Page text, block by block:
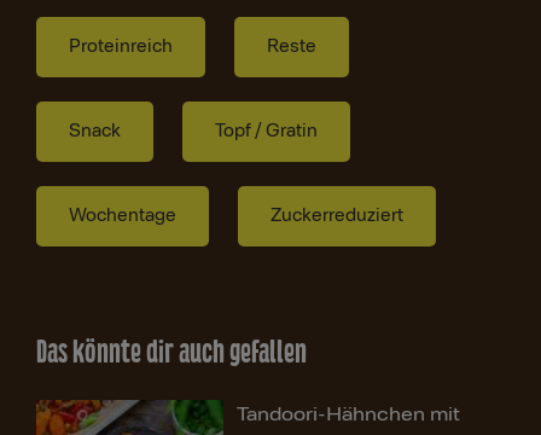
Proteinreich Reste
Snack Topf / Gratin
Wochentage Zuckerreduziert
Das könnte dir auch gefallen
Tandoori-Hähnchen mit